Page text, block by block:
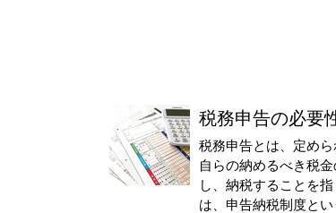
税務申告の必要
税務申告とは、定め
自らの納めるべき税
し、納税することを
は、申告納税制度と